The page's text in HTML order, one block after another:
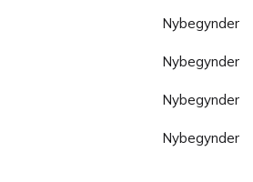
Nybegynder
Nybegynder
Nybegynder
Nybegynder